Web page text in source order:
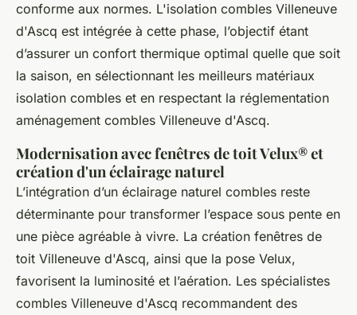
conforme aux normes. L'isolation combles Villeneuve
d'Ascq est intégrée à cette phase, l’objectif étant
d’assurer un confort thermique optimal quelle que soit
la saison, en sélectionnant les meilleurs matériaux
isolation combles et en respectant la réglementation
aménagement combles Villeneuve d'Ascq.
Modernisation avec fenêtres de toit Velux® et
création d'un éclairage naturel
L’intégration d’un éclairage naturel combles reste
déterminante pour transformer l’espace sous pente en
une pièce agréable à vivre. La création fenêtres de
toit Villeneuve d'Ascq, ainsi que la pose Velux,
favorisent la luminosité et l’aération. Les spécialistes
combles Villeneuve d'Ascq recommandent des